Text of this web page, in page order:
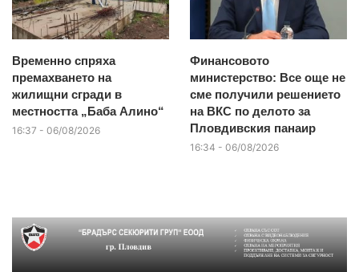
Временно спряха
премахването на
жилищни сгради в
местността „Баба Алино“
16:37 - 06/08/2026
Финансовото
министерство: Все още не
сме получили решението
на ВКС по делото за
Пловдивския панаир
16:34 - 06/08/2026